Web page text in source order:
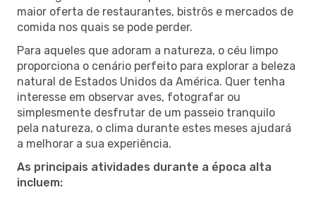
maior oferta de restaurantes, bistrôs e mercados de
comida nos quais se pode perder.
Para aqueles que adoram a natureza, o céu limpo
proporciona o cenário perfeito para explorar a beleza
natural de Estados Unidos da América. Quer tenha
interesse em observar aves, fotografar ou
simplesmente desfrutar de um passeio tranquilo
pela natureza, o clima durante estes meses ajudará
a melhorar a sua experiência.
As principais atividades durante a época alta
incluem: